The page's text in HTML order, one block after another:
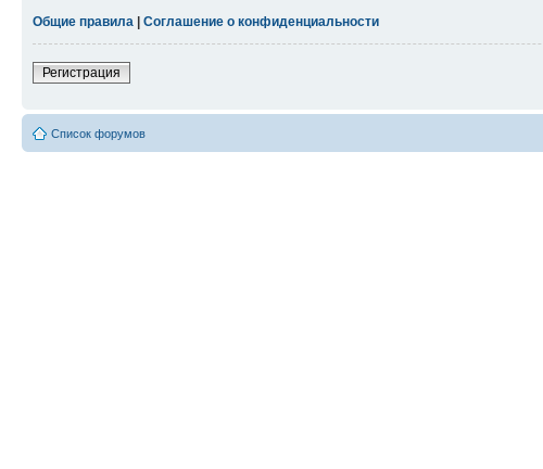
Общие правила | Соглашение о конфиденциальности
Регистрация
Список форумов